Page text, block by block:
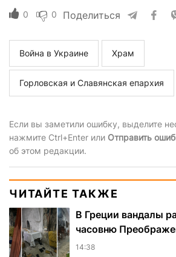
0 0 Поделиться
Война в Украине Храм
Горловская и Славянская епархия
Если вы заметили ошибку, выделите
нажмите Ctrl+Enter или Отправить
об этом редакции.
ЧИТАЙТЕ ТАКЖЕ
В Греции вандалы
часовню
14:38